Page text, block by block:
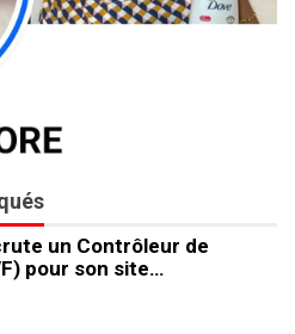
un Contrôleur de
pour son site…